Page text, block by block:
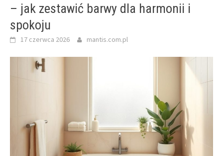
– jak zestawić barwy dla harmonii i
spokoju
17 czerwca 2026 mantis.com.pl